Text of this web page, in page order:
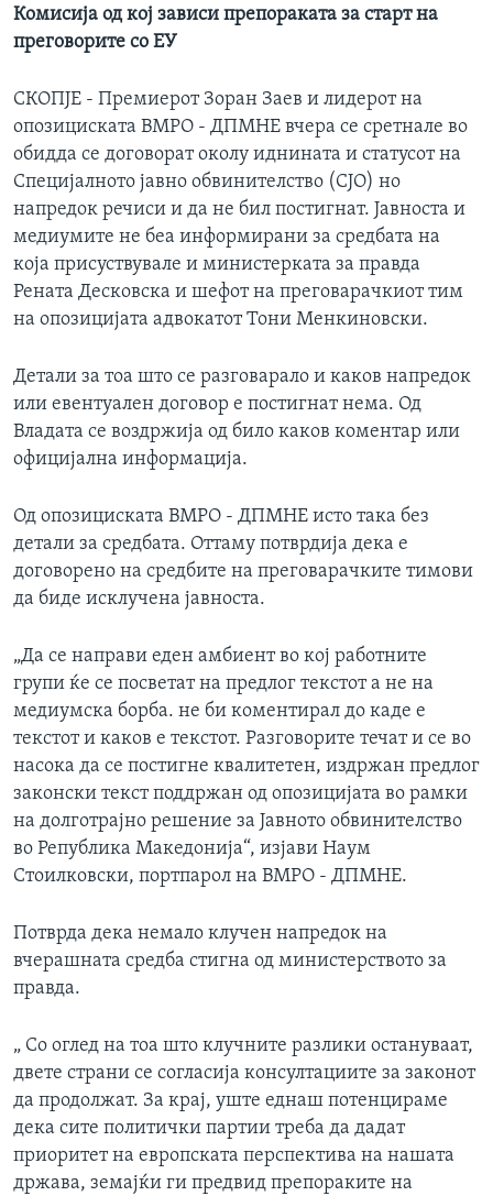
Комисија од кој зависи препораката за старт на
преговорите со ЕУ
СКОПЈЕ - Премиерот Зоран Заев и лидерот на
опозициската ВМРО - ДПМНЕ вчера се сретнале во
обидда се договорат околу иднината и статусот на
Специјалното јавно обвинителство (СЈО) но
напредок речиси и да не бил постигнат. Јавноста и
медиумите не беа информирани за средбата на
која присуствувале и министерката за правда
Рената Десковска и шефот на преговарачкиот тим
на опозицијата адвокатот Тони Менкиновски.
Детали за тоа што се разговарало и каков напредок
или евентуален договор е постигнат нема. Од
Владата се воздржија од било каков коментар или
официјална информација.
Од опозициската ВМРО - ДПМНЕ исто така без
детали за средбата. Оттаму потврдија дека е
договорено на средбите на преговарачките тимови
да биде исклучена јавноста.
„Да се направи еден амбиент во кој работните
групи ќе се посветат на предлог текстот а не на
медиумска борба. не би коментирал до каде е
текстот и каков е текстот. Разговорите течат и се во
насока да се постигне квалитетен, издржан предлог
законски текст поддржан од опозицијата во рамки
на долготрајно решение за Јавното обвинителство
во Република Македонија“, изјави Наум
Стоилковски, портпарол на ВМРО - ДПМНЕ.
Потврда дека немало клучен напредок на
вчерашната средба стигна од министерството за
правда.
„ Со оглед на тоа што клучните разлики остануваат,
двете страни се согласија консултациите за законот
да продолжат. За крај, уште еднаш потенцираме
дека сите политички партии треба да дадат
приоритет на европската перспектива на нашата
држава, земајќи ги предвид препораките на